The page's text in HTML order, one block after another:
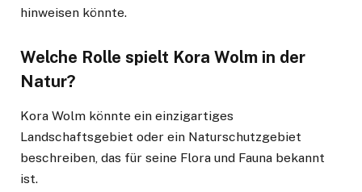
hinweisen könnte.
Welche Rolle spielt Kora Wolm in der
Natur?
Kora Wolm könnte ein einzigartiges
Landschaftsgebiet oder ein Naturschutzgebiet
beschreiben, das für seine Flora und Fauna bekannt
ist.